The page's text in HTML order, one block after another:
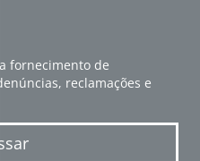
fornecimento de
reclamações e